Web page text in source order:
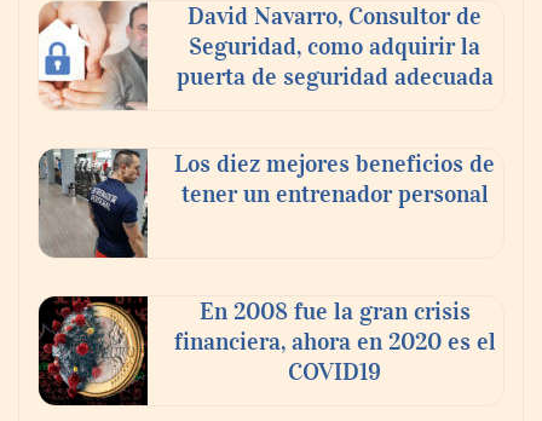
‘El ransomware se puede vencer. No
Ricardo Palacio Escobar
David Navarro, Consultor de
Seguridad, como adquirir la
puerta de seguridad adecuada
Los diez mejores beneficios de
tener un entrenador personal
En 2008 fue la gran crisis
financiera, ahora en 2020 es el
COVID19